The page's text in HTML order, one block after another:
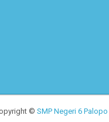
© SMP Negeri 6 Palopo